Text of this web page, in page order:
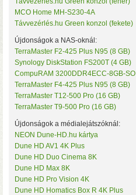
Remotec
Seagate
Sensative
Shelly
Silicon Labs
Silicon Power
Skydigital
SmartWise
Sonnet
Synology
Targus
Távvezérlés.hu
Tenda
TerraMaster
ThirdReality
TKB Home
MCO Home MH-S230-4A
Távvezérlés.hu Green konzol (fekete)
Újdonságok a NAS-oknál:
TerraMaster F2-425 Plus N95 (8 GB)
Synology DiskStation FS200T (4 GB)
CompuRAM 3200DDR4ECC-8GB-SO
TerraMaster F4-425 Plus N95 (8 GB)
TerraMaster T12-500 Pro (16 GB)
TerraMaster T9-500 Pro (16 GB)
Újdonságok a médialejátszóknál:
NEON Dune-HD.hu kártya
Dune HD AV1 4K Plus
Dune HD Duo Cinema 8K
Dune HD Max 8K
Dune HD Pro Vision 4K
Dune HD Homatics Box R 4K Plus